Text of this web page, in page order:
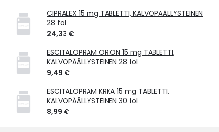
CIPRALEX 15 mg TABLETTI, KALVOPÄÄLLYSTEINEN
28 fol
24,33 €
ESCITALOPRAM ORION 15 mg TABLETTI,
KALVOPÄÄLLYSTEINEN 28 fol
9,49 €
ESCITALOPRAM KRKA 15 mg TABLETTI,
KALVOPÄÄLLYSTEINEN 30 fol
8,99 €